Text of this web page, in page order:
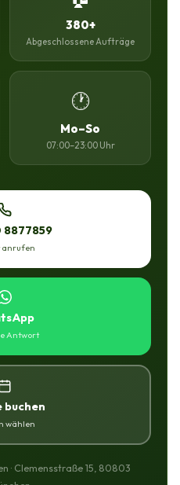
380+
Abgeschlossene Aufträge
🕐
Mo–So
07:00–23:00 Uhr
8877859
anrufen
Antwort
buchen
wählen
· Clemensstraße 15, 80803